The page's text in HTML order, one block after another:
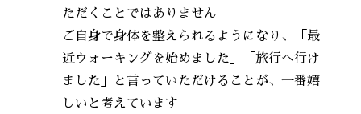
ただくことではありません
ご自身で身体を整えられるようになり、「最
近ウォーキングを始めました」「旅行へ行け
ました」と言っていただけることが、一番嬉
しいと考えています